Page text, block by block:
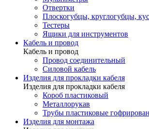
Отвертки
Плоскогубцы, круглогубцы,
Тестеры
Ящики для инструментов
Кабель и провод
Кабель и провод
Провод соединительный
Силовой кабель
Изделия для прокладки кабеля
Изделия для прокладки кабеля
Короб пластиковый
Металлорукав
Трубы пластиковые
Изделия для монтажа